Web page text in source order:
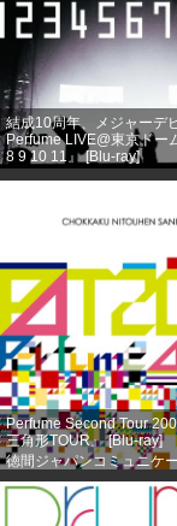
結成10周年、メジャーデ
Perfume LIVE@東京ドー
8 9 10 11』 [Blu-ray]
徳間ジャパンコミュニケ
Perfume Second Tour
三角形TOUR』 [Blu-ray]
徳間ジャパンコミュニケ
(2013-08-14)
売り上げランキング: 584